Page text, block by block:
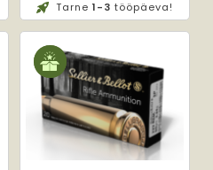
Tarne 1-3 tööpäeva!